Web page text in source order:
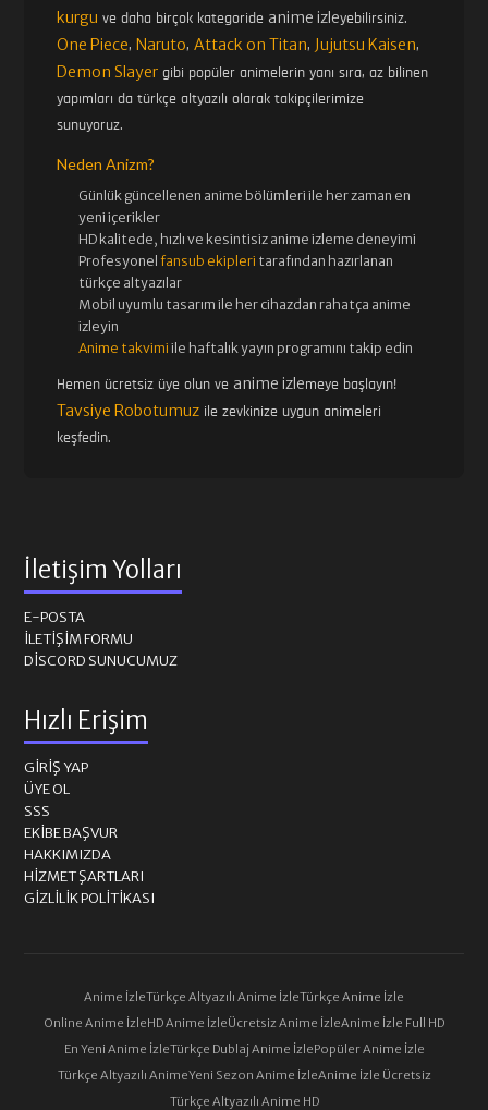
kurgu ve daha birçok kategoride anime izleyebilirsiniz.
One Piece, Naruto,Attack on Titan, Jujutsu Kaisen,
Demon Slayer gibi popüler animelerin yanı sıra, az bilinen
yapımları da türkçe altyazılı olarak takipçilerimize
sunuyoruz.
Neden Anizm?
Günlük güncellenen anime bölümleri ile her zaman en
yeni içerikler
HD kalitede, hızlı ve kesintisiz anime izleme deneyimi
Profesyonelfansub ekipleri tarafından hazırlanan
türkçe altyazılar
Mobil uyumlu tasarım ile her cihazdan rahatça anime
izleyin
Anime takvimi ile haftalık yayın programını takip edin
Hemen ücretsiz üye olun ve anime izlemeye başlayın!
Tavsiye Robotumuz ile zevkinize uygun animeleri
keşfedin.
İletişim Yolları
E-POSTA
İLETIŞIM FORMU
DISCORD SUNUCUMUZ
Hızlı Erişim
GIRIŞ YAP
ÜYE OL
SSS
EKIBE BAŞVUR
HAKKIMIZDA
HIZMET ŞARTLARI
GIZLILIK POLITIKASI
Anime İzleTürkçe Altyazılı Anime İzleTürkçe Anime İzle
Online Anime İzleHD Anime İzleÜcretsiz Anime İzleAnime İzle Full HD
En Yeni Anime İzleTürkçe Dublaj Anime İzlePopüler Anime İzle
Türkçe Altyazılı AnimeYeni Sezon Anime İzleAnime İzle Ücretsiz
Türkçe Altyazılı Anime HD